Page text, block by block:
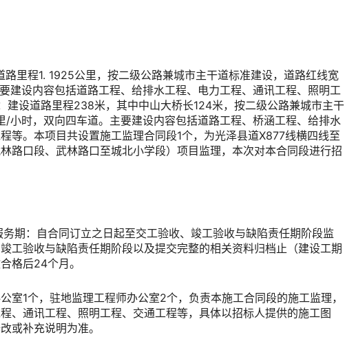
路里程1. 1925公里，按二级公路兼城市主干道标准建设，道路红线宽
建设内容包括道路工程、给排水工程、电力工程、通讯工程、照明工
建设道路里程238米，其中中山大桥长124米，按二级公路兼城市主干
时，双向四车道。主要建设内容包括道路工程、桥涵工程、给排水
等。本项目共设置施工监理合同段1个，为光泽县道X877线横四线至
路口段、武林路口至城北小学段）项目监理，本次对本合同段进行招
务期：自合同订立之日起至交工验收、竣工验收与缺陷责任期阶段监
工验收与缺陷责任期阶段以及提交完整的相关资料归档止（建设工期
格后24个月 。
室1个，驻地监理工程师办公室2个， 负责本施工合同段的施工监理，
、通讯工程、照明工程、交通工程等，具体以招标人提供的施工图
或补充说明为准。